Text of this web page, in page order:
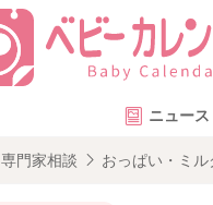
ニュース
専門家相談 おっぱい・ミル